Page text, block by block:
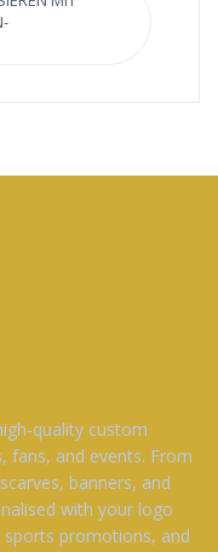
quality custom
and events. From
banners, and
with your logo
promotions, and